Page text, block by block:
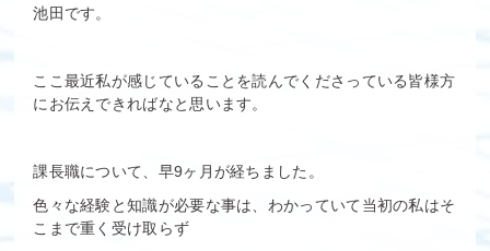
池田です。
ここ最近私が感じていることを読んでくださっている皆様方
にお伝えできればなと思います。
課長職について、早9ヶ月が経ちました。
色々な経験と知識が必要な事は、わかっていて当初の私はそ
こまで重く受け取らず